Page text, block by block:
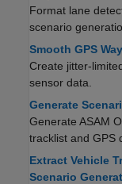
Format lane
scenario
Smooth GPS
Create jitter-
sensor data.
Generate
Generate ASAM
tracklist and GPS
Extract Vehicle
Scenario